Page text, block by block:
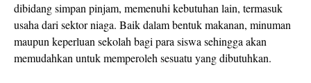
dibidang simpan pinjam, memenuhi kebutuhan lain, termasuk
usaha dari sektor niaga. Baik dalam bentuk makanan, minuman
maupun keperluan sekolah bagi para siswa sehingga akan
memudahkan untuk memperoleh sesuatu yang dibutuhkan.